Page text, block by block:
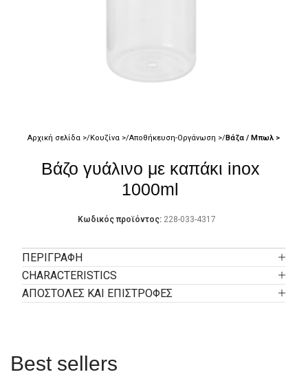
Αρχική σελίδα Κουζίνα Αποθήκευση-Οργάνωση Βάζα / Μπωλ
Βάζο γυάλινο με καπάκι inox
1000ml
Κωδικός προϊόντος: 228-033-4317
ΠΕΡΙΓΡΑΦΉ
CHARACTERISTICS
ΑΠΟΣΤΟΛΕΣ ΚΑΙ ΕΠΙΣΤΡΟΦΕΣ
Best sellers